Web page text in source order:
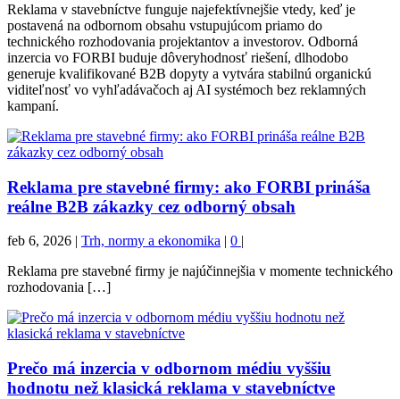
Reklama v stavebníctve funguje najefektívnejšie vtedy, keď je
postavená na odbornom obsahu vstupujúcom priamo do
technického rozhodovania projektantov a investorov. Odborná
inzercia vo FORBI buduje dôveryhodnosť riešení, dlhodobo
generuje kvalifikované B2B dopyty a vytvára stabilnú organickú
viditeľnosť vo vyhľadávačoch aj AI systémoch bez reklamných
kampaní.
Reklama pre stavebné firmy: ako FORBI prináša
reálne B2B zákazky cez odborný obsah
feb 6, 2026 | Trh, normy a ekonomika | 0 |
Reklama pre stavebné firmy je najúčinnejšia v momente technického
rozhodovania […]
Prečo má inzercia v odbornom médiu vyššiu
hodnotu než klasická reklama v stavebníctve